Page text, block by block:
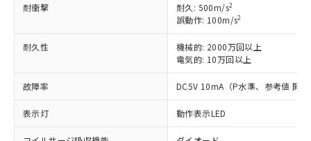
耐衝撃 耐久: 500m/s2
誤動作: 100m/s2
耐久性
機械的: 2000万回以上
電気的: 10万回以上
故障率 DC5V 10mA（P水準、参考値 開
表示灯 動作表示LED
覧された時点での実際の在庫および標
準価格とは異なる場合があることをご
正式な納期状況および標準価格はお客
様のお取引先、またはお客様担当のオ
ムロン制御機器販売店・当社販売員に
オムロン制御機器販売店や当社販売拠
販売ネットワーク
」をご確認
六価クロム(Cr(Ⅵ)) 1000ppm以下、ポリ臭化ビフェニル
類(PBB) 1000ppm以下、ポリ臭化ジフェニルエーテル類
(PBDE) 1000ppm以下、フタル酸ビス(2-エチルヘキシ
ル) (DEHP)(別名：DOP) 1000ppm以下、フタル酸ブチ
ルベンジル（BBP） 1000ppm以下、フタル酸ジブチル
（DBP） 1000ppm以下、フタル酸ジイソブチル
フタル酸エステル類の４物質については閾値を超える意
図的な使用がないことを確認しています。
*中国RoHS10物質の基準値 (GB/T26572)：
Pb(鉛) :1000ppm、 Hg(水銀) : 1000ppm、 Cd(カドミウ
Cr(Ⅵ)(六価クロム) : 1000ppm、 PBBs(ポリ臭化ビフェ
ニル類) : 1000ppm、 PBDEs(ポリ臭化ジフェニルエーテ
DBP(フタル酸ジブチル) : 1000ppm、 DIBP(フタル酸ジ
イソブチル) : 1000ppm、 BBP(フタル酸ブチルベンジ
※2 環境保護使用期限
国政府の輸出許可(または役務取引許
可)を取得するなどの必要な手続きを
当社は規制貨物を破棄する場合は、完
全に破砕するなど、違法に輸出されな
いよう必要な手段を講じます。
ル、化学兵器、生物兵器またはその他
武器並びにこれらの製造装置等に一切
一定数以上の在庫あり
在庫なし(最新の在庫状況につ
いては、お客様のお取引先、ま